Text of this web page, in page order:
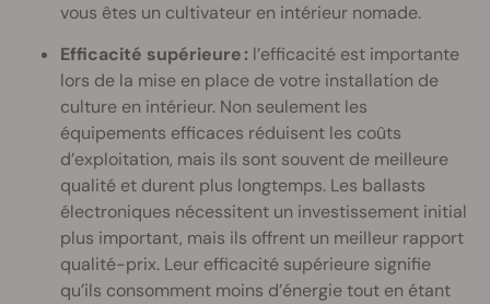
vous êtes un cultivateur en intérieur nomade.
Efficacité supérieure : l’efficacité est importante
lors de la mise en place de votre installation de
culture en intérieur. Non seulement les
équipements efficaces réduisent les coûts
d’exploitation, mais ils sont souvent de meilleure
qualité et durent plus longtemps. Les ballasts
électroniques nécessitent un investissement initial
plus important, mais ils offrent un meilleur rapport
qualité-prix. Leur efficacité supérieure signifie
qu’ils consomment moins d’énergie tout en étant